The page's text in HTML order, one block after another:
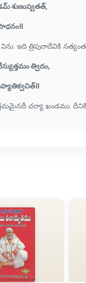
శుణుష్వతత్,
ఇది త్రిపురాదేవికి
త్విదం,
చర్యా ఖండము.